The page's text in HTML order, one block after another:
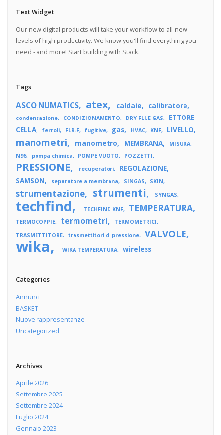
Text Widget
Our new digital products will take your workflow to all-new
levels of high productivity. We know you'll find everything you
need - and more! Start building with Stack.
Tags
ASCO NUMATICS atex caldaie calibratore
condensazione CONDIZIONAMENTO DRY FLUE GAS
ETTORE
CELLA
ferroli FLR-F fugitive gas HVAC KNF LIVELLO
manometri manometro MEMBRANA
MISURA
N96
pompa chimica POMPE VUOTO POZZETTI
PRESSIONE recuperatori
REGOLAZIONE
SAMSON
separatore a membrana SINGAS SKIN
strumentazione strumenti SYNGAS
techfind TECHFIND KNF TEMPERATURA
TERMOCOPPIE termometri
TERMOMETRICI
TRASMETTITORE
trasmettitori di pressione VALVOLE
wika WIKA TEMPERATURA wireless
Categories
Annunci
BASKET
Nuove rappresentanze
Uncategorized
Archives
Aprile 2026
Settembre 2025
Settembre 2024
Luglio 2024
Gennaio 2023